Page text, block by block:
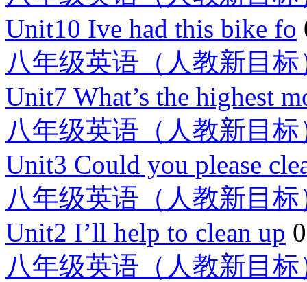
Unit10 Ive had this bike fo
八年级英语（人教新目
Unit7 What’s the highest
八年级英语（人教新目
Unit3 Could you please
八年级英语（人教新目
Unit2 I’ll help to clean up 0
八年级英语（人教新目